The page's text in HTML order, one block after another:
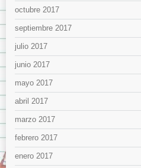
octubre 2017
septiembre 2017
julio 2017
junio 2017
mayo 2017
abril 2017
marzo 2017
febrero 2017
enero 2017